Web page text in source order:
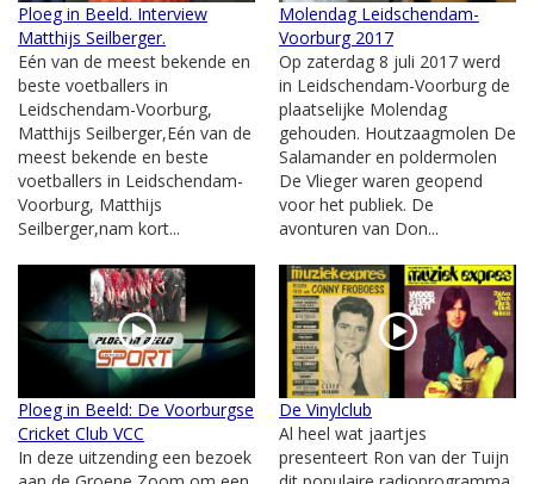
Ploeg in Beeld. Interview
Matthijs Seilberger.
Eén van de meest bekende en
beste voetballers in
Leidschendam-Voorburg,
Matthijs Seilberger,Eén van de
meest bekende en beste
voetballers in Leidschendam-
Voorburg, Matthijs
Seilberger,nam kort...
Molendag Leidschendam-
Voorburg 2017
Op zaterdag 8 juli 2017 werd
in Leidschendam-Voorburg de
plaatselijke Molendag
gehouden. Houtzaagmolen De
Salamander en poldermolen
De Vlieger waren geopend
voor het publiek. De
avonturen van Don...
Ploeg in Beeld: De Voorburgse
Cricket Club VCC
In deze uitzending een bezoek
De Vinylclub
Al heel wat jaartjes
presenteert Ron van der Tuijn